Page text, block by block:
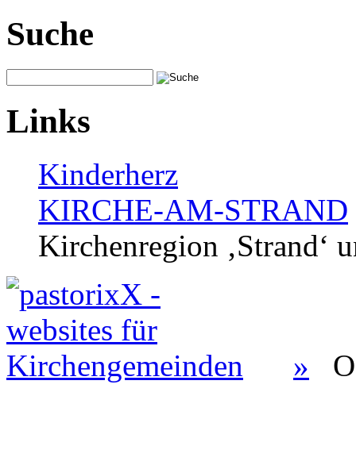
Suche
Links
Kinderherz
KIRCHE-AM-STRAND
Kirchenregion ‚Strand‘
»